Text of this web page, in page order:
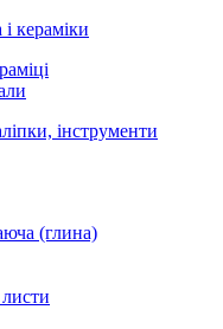
кераміки
інструменти
(глина)